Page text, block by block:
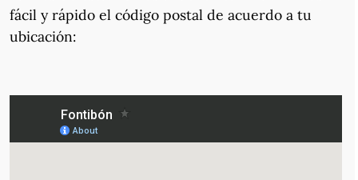
fácil y rápido el código postal de acuerdo a tu
ubicación: